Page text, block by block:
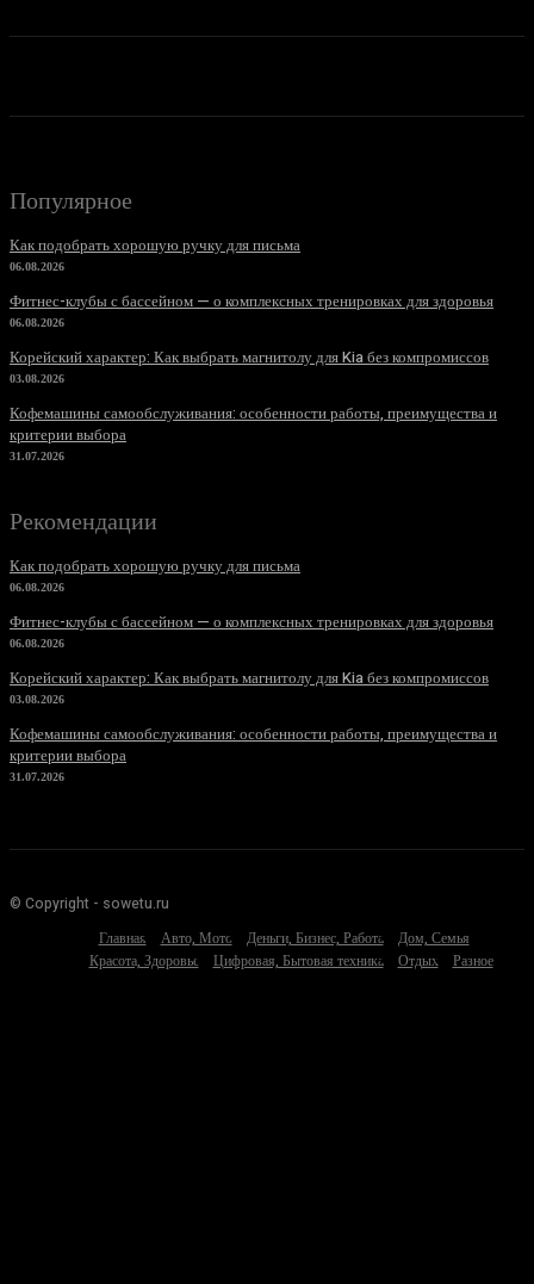
Популярное
Как подобрать хорошую ручку для письма
06.08.2026
Фитнес-клубы с бассейном — о комплексных тренировках для здоровья
06.08.2026
Корейский характер: Как выбрать магнитолу для Kia без компромиссов
03.08.2026
Кофемашины самообслуживания: особенности работы, преимущества и
критерии выбора
31.07.2026
Рекомендации
Как подобрать хорошую ручку для письма
06.08.2026
Фитнес-клубы с бассейном — о комплексных тренировках для здоровья
06.08.2026
Корейский характер: Как выбрать магнитолу для Kia без компромиссов
03.08.2026
Кофемашины самообслуживания: особенности работы, преимущества и
критерии выбора
31.07.2026
© Copyright - sowetu.ru
Главная
Авто, Мото Деньги, Бизнес, Работа
Дом, Семья
Красота, Здоровье
Цифровая, Бытовая техника Отдых Разное